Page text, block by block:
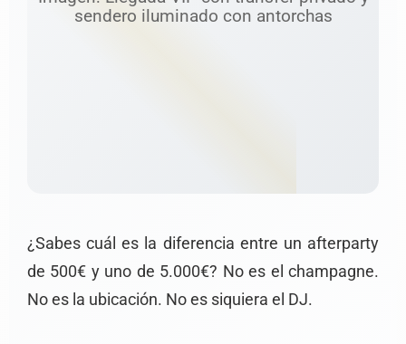
sendero iluminado con antorchas
¿Sabes cuál es la diferencia entre un afterparty
de 500€ y uno de 5.000€? No es el champagne.
No es la ubicación. No es siquiera el DJ.